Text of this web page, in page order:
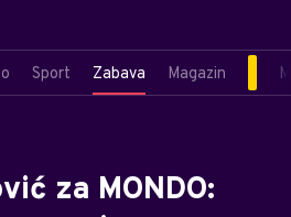
Sport Zabava Magazin
za MONDO: